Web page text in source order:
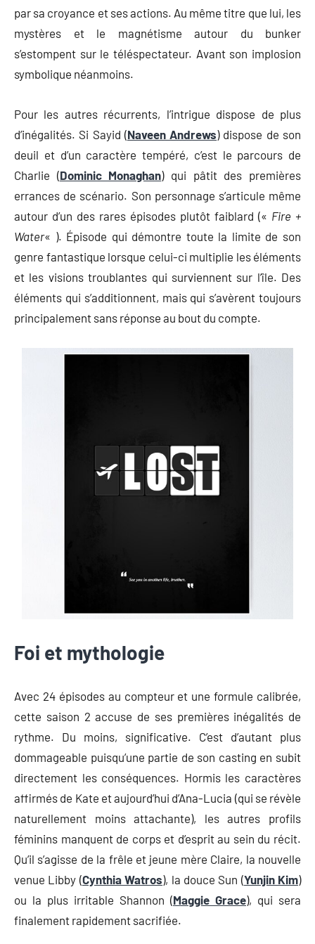
par sa croyance et ses actions. Au même titre que lui, les
mystères et le magnétisme autour du bunker
s’estompent sur le téléspectateur. Avant son implosion
symbolique néanmoins.
Pour les autres récurrents, l’intrigue dispose de plus
d’inégalités. Si Sayid (Naveen Andrews) dispose de son
deuil et d’un caractère tempéré, c’est le parcours de
Charlie (Dominic Monaghan) qui pâtit des premières
errances de scénario. Son personnage s’articule même
autour d’un des rares épisodes plutôt faiblard (« Fire +
Water« ). Épisode qui démontre toute la limite de son
genre fantastique lorsque celui-ci multiplie les éléments
et les visions troublantes qui surviennent sur l’île. Des
éléments qui s’additionnent, mais qui s’avèrent toujours
principalement sans réponse au bout du compte.
Foi et mythologie
Avec 24 épisodes au compteur et une formule calibrée,
cette saison 2 accuse de ses premières inégalités de
rythme. Du moins, significative. C’est d’autant plus
dommageable puisqu’une partie de son casting en subit
directement les conséquences. Hormis les caractères
affirmés de Kate et aujourd’hui d’Ana-Lucia (qui se révèle
naturellement moins attachante), les autres profils
féminins manquent de corps et d’esprit au sein du récit.
Qu’il s’agisse de la frêle et jeune mère Claire, la nouvelle
venue Libby (Cynthia Watros), la douce Sun (Yunjin Kim)
ou la plus irritable Shannon (Maggie Grace), qui sera
finalement rapidement sacrifiée.